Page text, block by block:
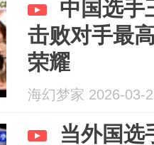
中国选手
击败对手最
荣耀
海幻梦家 2026-03-
当外国选